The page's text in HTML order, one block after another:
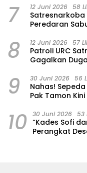
7 12 Juni 2026 58
Satresnarkoba
Peredaran
8 12 Juni 2026 57
Patroli URC
Gagalkan
9 30 Juni 2026 56
‎Nahas!
Pak Tamon
10 30 Juni 2026 53
“Kades Sofi
Perangkat